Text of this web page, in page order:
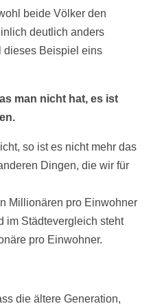
beide Völker den
deutlich anders
dieses Beispiel eins
man nicht hat, es ist
so ist es nicht mehr das
Dingen, die wir für
Millionären pro Einwohner
im Städtevergleich steht
pro Einwohner.
die ältere Generation,